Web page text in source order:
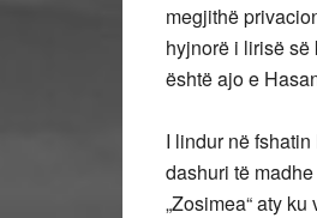
megjithë
hyjnorë i lirisë së
është ajo e
I lindur në
dashuri të
„Zosimea“ aty